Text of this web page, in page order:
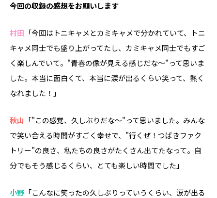
――今回の収録の感想をお願いします
村田 「今回はトニキャメとカミキャメで分かれていて、トニ
キャメ同士でも盛り上がってたし、カミキャメ同士でもすご
く楽しんでいて。"青春の像が見える感じだな～"って思いま
した。本当に面白くて、本当に涙が出るくらい笑って、熱く
なれました！」
秋山 「"この感覚、久しぶりだな～"って思いました。みんな
で笑い合える時間がすごく幸せで、"行くぜ！つばきファク
トリー"の良さ、私たちの良さがたくさん出てたなって。自
分でもそう感じるくらい、とても楽しい時間でした」
小野 「こんなに笑ったの久しぶりっていうくらい、涙が出る